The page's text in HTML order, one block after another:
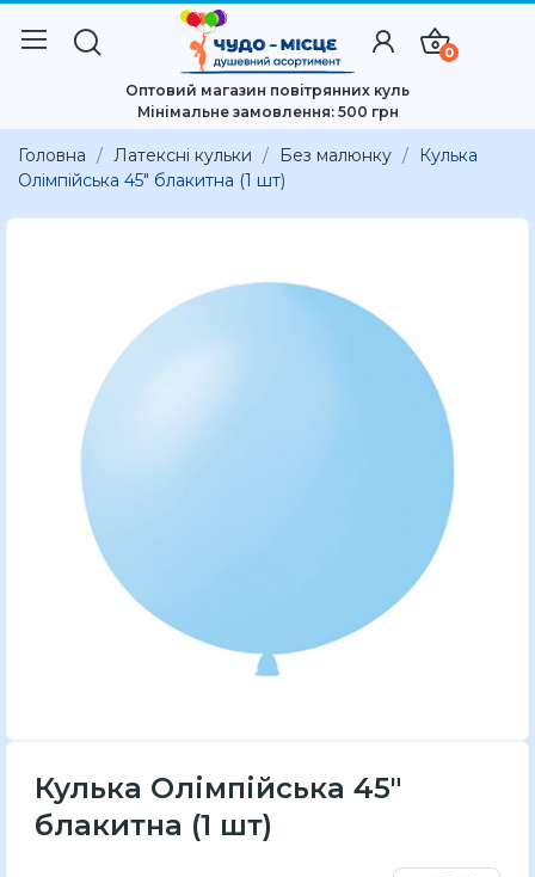
0
Оптовий магазин повітрянних куль
Мінімальне замовлення: 500 грн
Головна Латексні кульки Без малюнку
Кулька
Олімпійська 45" блакитна (1 шт)
Кулька Олімпійська 45"
блакитна (1 шт)